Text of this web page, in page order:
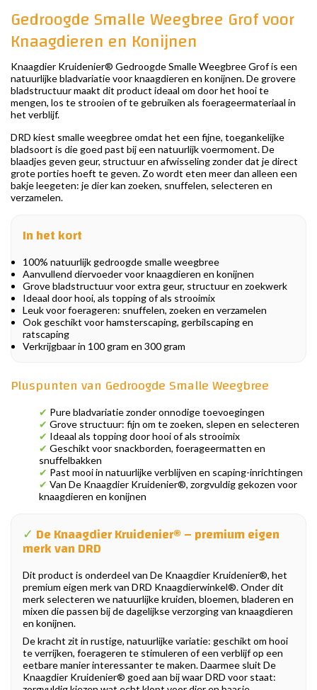
Gedroogde Smalle Weegbree Grof voor
Knaagdieren en Konijnen
Knaagdier Kruidenier® Gedroogde Smalle Weegbree Grof is een
natuurlijke bladvariatie voor knaagdieren en konijnen. De grovere
bladstructuur maakt dit product ideaal om door het hooi te
mengen, los te strooien of te gebruiken als foerageermateriaal in
het verblijf.
DRD kiest smalle weegbree omdat het een fijne, toegankelijke
bladsoort is die goed past bij een natuurlijk voermoment. De
blaadjes geven geur, structuur en afwisseling zonder dat je direct
grote porties hoeft te geven. Zo wordt eten meer dan alleen een
bakje leegeten: je dier kan zoeken, snuffelen, selecteren en
verzamelen.
In het kort
100% natuurlijk gedroogde smalle weegbree
Aanvullend diervoeder voor knaagdieren en konijnen
Grove bladstructuur voor extra geur, structuur en zoekwerk
Ideaal door hooi, als topping of als strooimix
Leuk voor foerageren: snuffelen, zoeken en verzamelen
Ook geschikt voor hamsterscaping, gerbilscaping en
ratscaping
Verkrijgbaar in 100 gram en 300 gram
Pluspunten van Gedroogde Smalle Weegbree
✔ Pure bladvariatie zonder onnodige toevoegingen
✔ Grove structuur: fijn om te zoeken, slepen en selecteren
✔ Ideaal als topping door hooi of als strooimix
✔ Geschikt voor snackborden, foerageermatten en
snuffelbakken
✔ Past mooi in natuurlijke verblijven en scaping-inrichtingen
✔ Van De Knaagdier Kruidenier®, zorgvuldig gekozen voor
knaagdieren en konijnen
✓ De Knaagdier Kruidenier® – premium eigen
merk van DRD
Dit product is onderdeel van De Knaagdier Kruidenier®, het
premium eigen merk van DRD Knaagdierwinkel®. Onder dit
merk selecteren we natuurlijke kruiden, bloemen, bladeren en
mixen die passen bij de dagelijkse verzorging van knaagdieren
en konijnen.
De kracht zit in rustige, natuurlijke variatie: geschikt om hooi
te verrijken, foerageren te stimuleren of een verblijf op een
eetbare manier interessanter te maken. Daarmee sluit De
Knaagdier Kruidenier® goed aan bij waar DRD voor staat: